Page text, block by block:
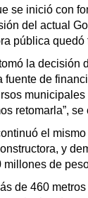
se inició con
del actual
pública quedó
la decisión
fuente de
retomarla”, se
el
y
millones de
de 460